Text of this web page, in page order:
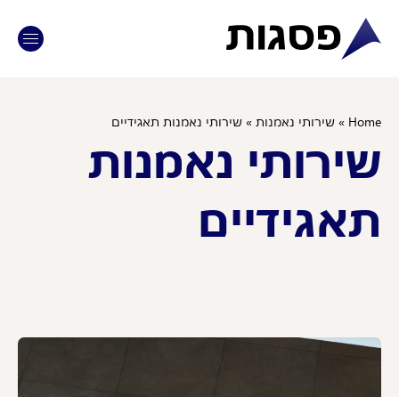
»שירותי נאמנות»שירותי נאמנות תאגידיים
נאמנות